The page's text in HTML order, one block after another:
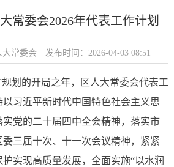
常委会2026年代表工作计划
大常委会 发布时间：2026-04-03 08:51
规划的开局之年，区人大常委会代表工
习近平新时代中国特色社会主义思
党的二十届四中全会精神，落实市
三届十次、十一次会议精神，紧紧
实现高质量发展，全面实施“以水润